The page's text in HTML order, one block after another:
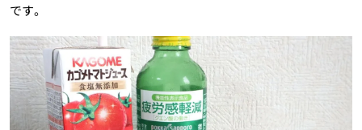
です。